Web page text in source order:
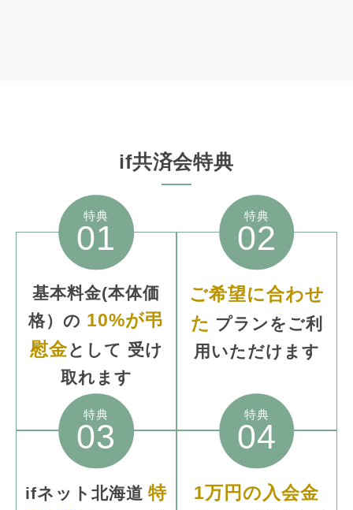
if共済会特典
特典
01
基本料金(本体価
格）の 10%が弔
慰金として 受け
取れます
特典
02
ご希望に合わせ
た プランをご利
用いただけます
特典
03
ifネット北海道 特
特典
04
1万円の入会金